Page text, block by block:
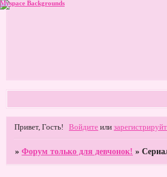
Myspace Backgrounds
Привет, Гость! Войдите или
»Форум только для девчонок! »